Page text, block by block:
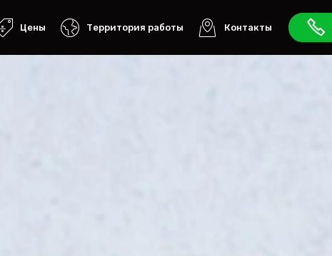
Цены Территория работы Контакты